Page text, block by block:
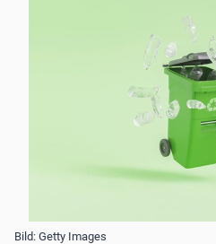
Bild: Getty Images